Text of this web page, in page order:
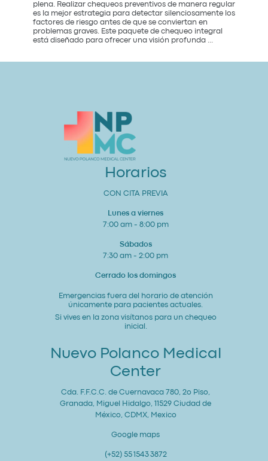
plena. Realizar chequeos preventivos de manera regular
es la mejor estrategia para detectar silenciosamente los
factores de riesgo antes de que se conviertan en
problemas graves. Este paquete de chequeo integral
está diseñado para ofrecer una visión profunda ...
Horarios
CON CITA PREVIA
Lunes a viernes
7:00 am - 8:00 pm
Sábados
7:30 am - 2:00 pm
Cerrado los domingos
Emergencias fuera del horario de atención
únicamente para pacientes actuales.
Si vives en la zona visítanos para un chequeo
inicial.
Nuevo Polanco Medical
Center
Cda. F.F.C.C. de Cuernavaca 780, 2o Piso,
Granada, Miguel Hidalgo, 11529 Ciudad de
México, CDMX, Mexico
Google maps
(+52) 55 1543 3872